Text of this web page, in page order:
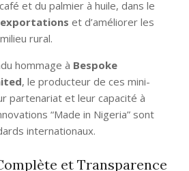
et du palmier à huile, dans le
et d’améliorer les
rural.
hommage à Bespoke
, le producteur de ces mini-
partenariat et leur capacité à
“Made in Nigeria” sont
internationaux.
et Transparence